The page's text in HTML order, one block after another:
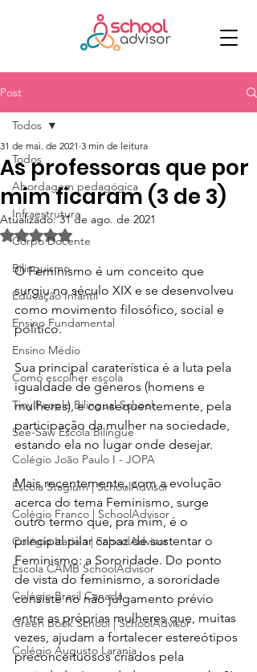
Post
Todos
Abordagem pedagógica
Infraestrutura
Corpo Docente
Bilinguismo
Educação Infantil
Ensino Fundamental
Ensino Médio
Como escolher escola
Tiny People Bilingual School
See-Saw Escola Bilíngue
Colégio João Paulo I - JOPA
Escola Stagium | SchoolAdvisor
Colégio Franco | SchoolAdvisor
Colégio Itatiaia | SchoolAdvisor
Escola CAMB SchoolAdvisor
Colégio Brasil Canadá
Green Book School | SchoolAdvisor
Colégio Augusto Laranja
Todos
As professoras que por
mim ficaram (3 de 3)
31 de mai. de 2021 3 min de leitura
Atualizado:31 de ago. de 2021
Avaliado com NaN de 5 estrelas.
O Feminismo é um conceito que
surgiu no século XIX e se desenvolveu
como movimento filosófico, social e
político.
Sua principal caraterística é a luta pela
igualdade de gêneros (homens e
mulheres), e consequentemente, pela
participação da mulher na sociedade,
estando ela no lugar onde desejar.
Mais recentemente, com a evolução
acerca do tema Feminismo, surge
outro termo que, pra mim, é o
principal pilar capaz de sustentar o
Feminismo: a Sororidade. Do ponto
de vista do feminismo, a sororidade
consiste no não julgamento prévio
entre as próprias mulheres que, muitas
vezes, ajudam a fortalecer estereótipos
preconceituosos criados pela